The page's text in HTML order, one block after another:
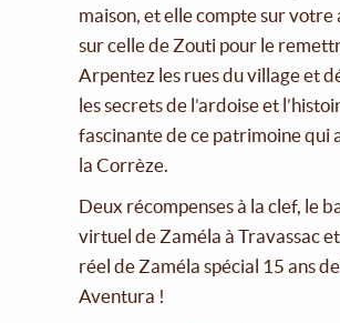
maison, et elle compte sur votre
sur celle de Zouti pour le
Arpentez les rues du village et
les secrets de l’ardoise et
fascinante de ce patrimoine qui
la Corrèze.
Deux récompenses à la clef, le
virtuel de Zaméla à Travassac
réel de Zaméla spécial 15 ans
Aventura !